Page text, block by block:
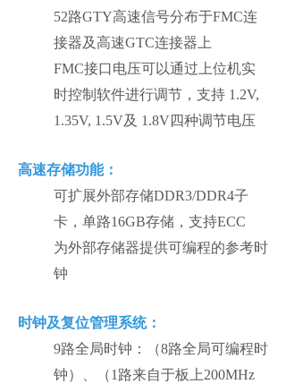
52路GTY高速信号分布于FMC连
接器及高速GTC连接器上
FMC接口电压可以通过上位机实
时控制软件进行调节，支持 1.2V,
1.35V, 1.5V及 1.8V四种调节电压
高速存储功能：
可扩展外部存储DDR3/DDR4子
卡，单路16GB存储，支持ECC
为外部存储器提供可编程的参考时
钟
时钟及复位管理系统：
9路全局时钟：（8路全局可编程时
钟）、（1路来自于板上200MHz